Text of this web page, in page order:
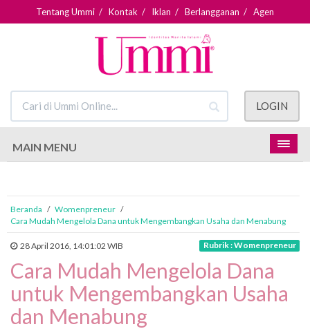
Tentang Ummi / Kontak / Iklan / Berlangganan / Agen
LOGIN
MAIN MENU
Beranda / Womenpreneur /
Cara Mudah Mengelola Dana untuk Mengembangkan Usaha dan Menabung
28 April 2016, 14:01:02 WIB Rubrik : Womenpreneur
Cara Mudah Mengelola Dana
untuk Mengembangkan Usaha
dan Menabung